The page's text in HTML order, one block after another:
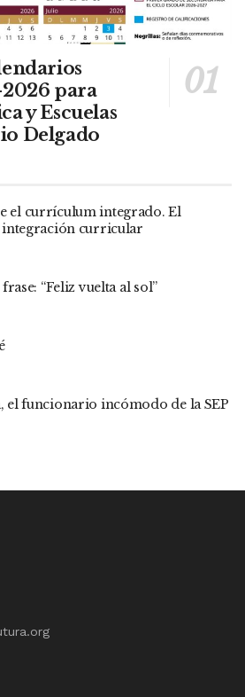
2026 para
y Escuelas
Delgado
el currículum integrado. El
integración curricular
“Feliz vuelta al sol”
el funcionario incómodo de la SEP